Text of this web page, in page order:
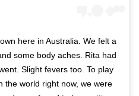
here in Australia. We felt a
some body aches. Rita had
Slight fevers too. To play
the world right now, we were